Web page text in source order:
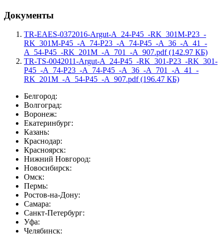
Документы
TR-EAES-0372016-Argut-A_24-P45_-RK_301M-P23_-
RK_301M-P45_-A_74-P23_-A_74-P45_-A_36_-A_41_-
A_54-P45_-RK_201M_-A_701_-A_907.pdf (142.97 КБ)
TR-TS-0042011-Argut-A_24-P45_-RK_301-P23_-RK_301-
P45_-A_74-P23_-A_74-P45_-A_36_-A_701_-A_41_-
RK_201M_-A_54-P45_-A_907.pdf (196.47 КБ)
Белгород:
Волгоград:
Воронеж:
Екатеринбург:
Казань:
Краснодар:
Красноярск:
Нижний Новгород:
Новосибирск:
Омск:
Пермь:
Ростов-на-Дону:
Самара:
Санкт-Петербург:
Уфа:
Челябинск: